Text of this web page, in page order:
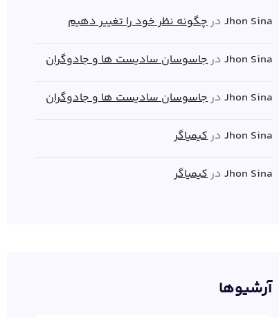
Jhon Sinaدرچگونه نظر خود را تغییر دهیم
Jhon Sinaدرجاسوسان سادیست ها و جادوگران
Jhon Sinaدرجاسوسان سادیست ها و جادوگران
Jhon Sinaدرکیمیاگر
Jhon Sinaدرکیمیاگر
آرشیوها